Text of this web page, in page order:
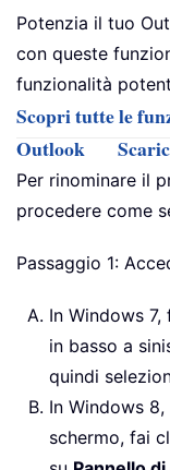
Potenzia il tuo
con queste
funzionalità
Scopri tutte le
Outlook
Per rinominare il
procedere come
Passaggio 1:
In Windows
in basso a
quindi
In Windows
schermo, fai